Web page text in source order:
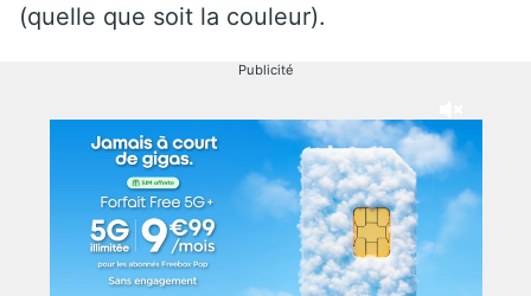
(quelle que soit la couleur).
Publicité